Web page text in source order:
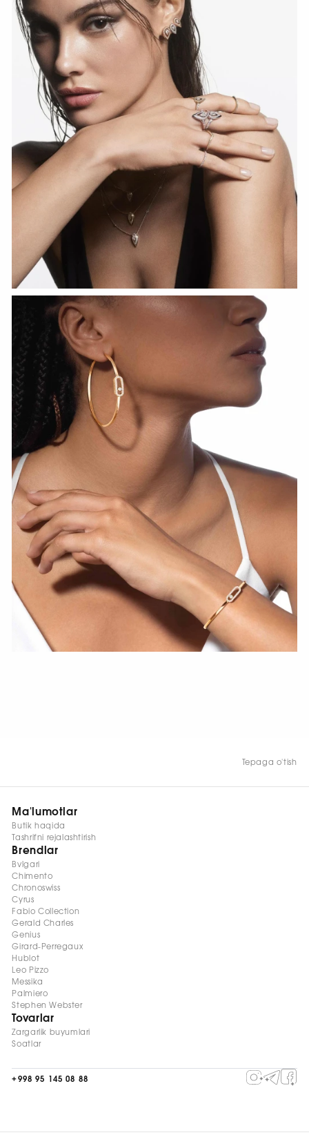
HOZIR KO‘RISH
Tepaga o'tish
Ma'lumotlar
Butik haqida
Tashrifni rejalashtirish
Brendlar
Bvlgari
Chimento
Chronoswiss
Cyrus
Fabio Collection
Gerald Charles
Genius
Girard-Perregaux
Hublot
Leo Pizzo
Messika
Palmiero
Stephen Webster
Tovarlar
Zargarlik buyumlari
Soatlar
+998 95 145 08 88